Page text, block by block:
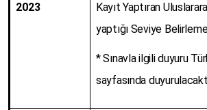
2023
Kayıt Yaptıran
yaptığı Seviye Belirleme
* Sınavla ilgili duyuru
sayfasında